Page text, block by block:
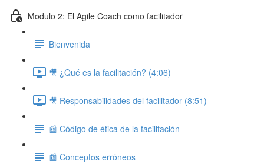
Modulo 2: El Agile Coach como facilitador
Bienvenida
🎥 ¿Qué es la facilitación? (4:06)
🎥 Responsabilidades del facilitador (8:51)
📰 Código de ética de la facilitación
📰 Conceptos erróneos